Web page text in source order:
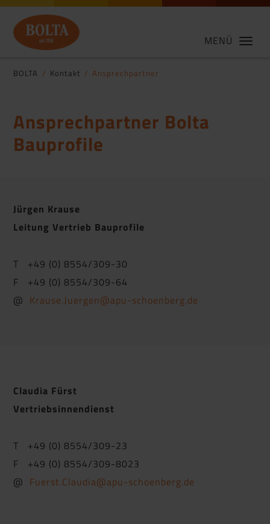
MENÜ
BOLTA Kontakt Ansprechpartner
Ansprechpartner Bolta
Bauprofile
Jürgen Krause
Leitung Vertrieb Bauprofile
T +49 (0) 8554/309-30
F +49 (0) 8554/309-64
@ Krause.Juergen@apu-schoenberg.de
Claudia Fürst
Vertriebsinnendienst
T +49 (0) 8554/309-23
F +49 (0) 8554/309-8023
@ Fuerst.Claudia@apu-schoenberg.de